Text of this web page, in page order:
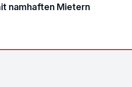
namhaften Mietern